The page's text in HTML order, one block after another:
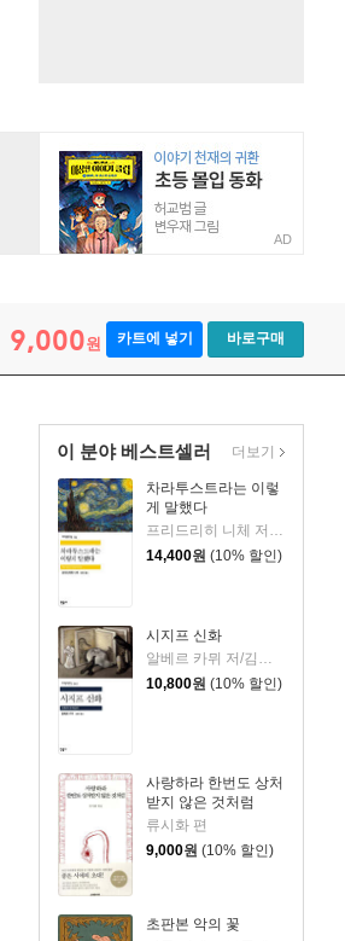
AD
9,000원 카트에 넣기 바로구매
이 분야 베스트셀러
차라투스트라는 이렇
게 말했다
프리드리히 니체 저/장희창 역
14,400원 (10% 할인)
시지프 신화
알베르 카뮈 저/김화영 역
10,800원 (10% 할인)
사랑하라 한번도 상처
받지 않은 것처럼
류시화 편
9,000원 (10% 할인)
초판본 악의 꽃
더보기